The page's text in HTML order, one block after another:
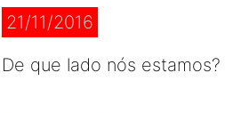
21/11/2016
De que lado nós estamos?